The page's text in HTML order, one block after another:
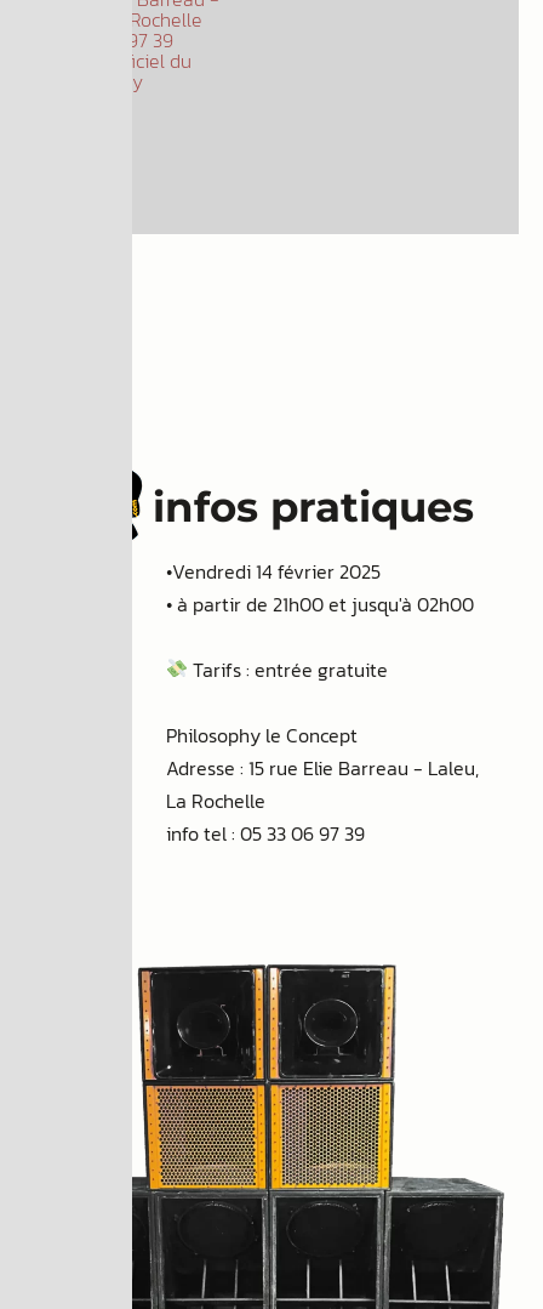
Laleu, La Rochelle
05 33 06 97 39
Le site officiel du
Philosophy
infos pratiques
•Vendredi 14 février 2025
• à partir de 21h00 et jusqu'à 02h00
Tarifs : entrée gratuite
Philosophy le Concept
Adresse : 15 rue Elie Barreau - Laleu,
La Rochelle
info tel : 05 33 06 97 39